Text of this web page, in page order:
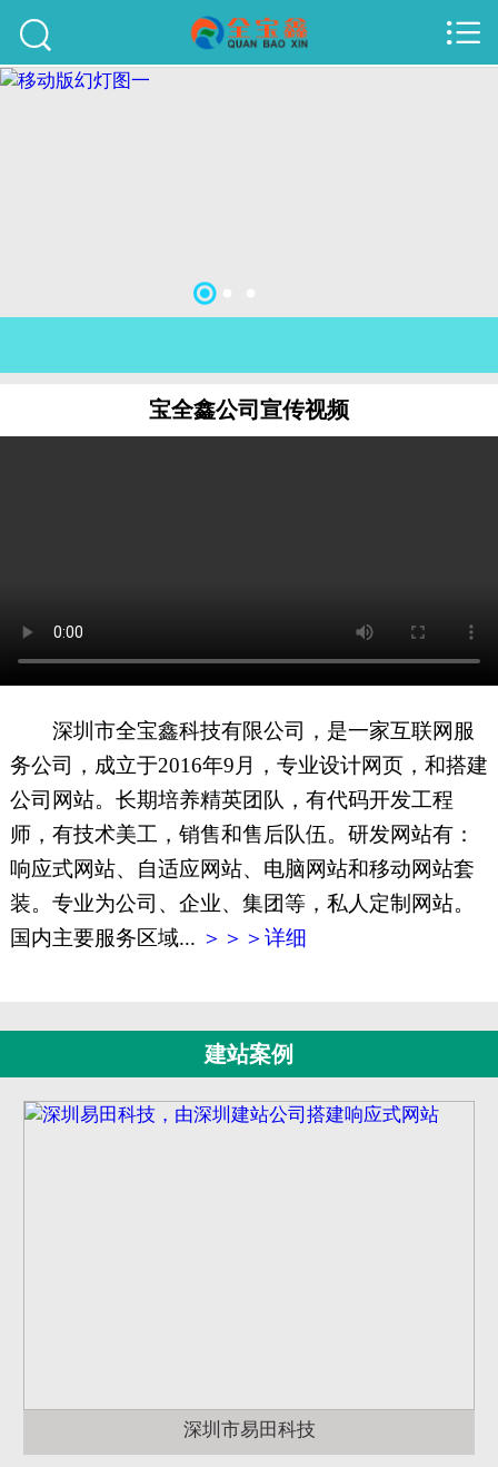
关于我们
联系我们
51La
XML地图


宝全鑫公司宣传视频
深圳市全宝鑫科技有限公司，是一家互联网服
务公司，成立于2016年9月，专业设计网页，和搭建
公司网站。长期培养精英团队，有代码开发工程
师，有技术美工，销售和售后队伍。研发网站有：
响应式网站、自适应网站、电脑网站和移动网站套
装。专业为公司、企业、集团等，私人定制网站。
国内主要服务区域... ＞＞＞详细
建站案例
深圳市易田科技